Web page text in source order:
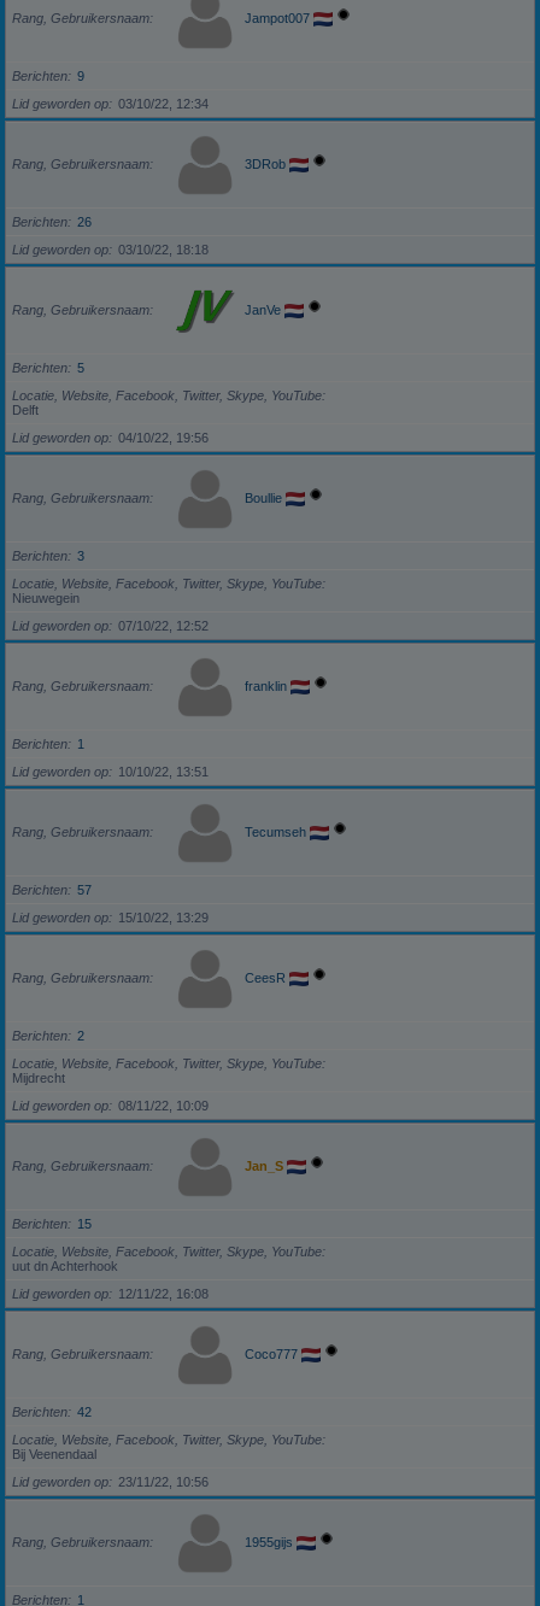
Rang, Gebruikersnaam Jampot007
Berichten
9
Lid geworden op
03/10/22, 12:34
Rang, Gebruikersnaam 3DRob
Berichten
26
Lid geworden op
03/10/22, 18:18
Rang, Gebruikersnaam JanVe
Berichten
5
Locatie, Website, Facebook, Twitter, Skype, YouTube
Delft
Lid geworden op
04/10/22, 19:56
Rang, Gebruikersnaam Boullie
Berichten
3
Locatie, Website, Facebook, Twitter, Skype, YouTube
Nieuwegein
Lid geworden op
07/10/22, 12:52
Rang, Gebruikersnaam franklin
Berichten
1
Lid geworden op
10/10/22, 13:51
Rang, Gebruikersnaam Tecumseh
Berichten
57
Lid geworden op
15/10/22, 13:29
Rang, Gebruikersnaam CeesR
Berichten
2
Locatie, Website, Facebook, Twitter, Skype, YouTube
Mijdrecht
Lid geworden op
08/11/22, 10:09
Rang, Gebruikersnaam Jan_S
Berichten
15
Locatie, Website, Facebook, Twitter, Skype, YouTube
uut dn Achterhook
Lid geworden op
12/11/22, 16:08
Rang, Gebruikersnaam Coco777
Berichten
42
Locatie, Website, Facebook, Twitter, Skype, YouTube
Bij Veenendaal
Lid geworden op
23/11/22, 10:56
Rang, Gebruikersnaam 1955gijs
Berichten 1